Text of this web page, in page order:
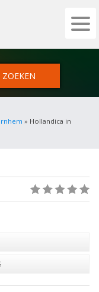
ZAKELIJKE PORTAL
» Hollandica in